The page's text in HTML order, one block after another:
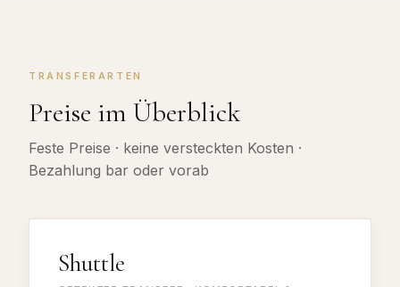
TRANSFERARTEN
Preise im Überblick
Feste Preise · keine versteckten Kosten ·
Bezahlung bar oder vorab
Shuttle